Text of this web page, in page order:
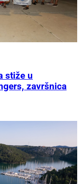
stiže u
završnica